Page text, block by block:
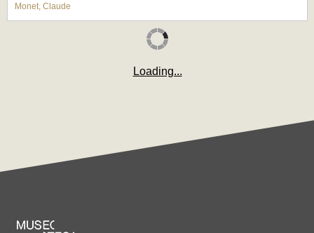
Monet, Claude
Loading...